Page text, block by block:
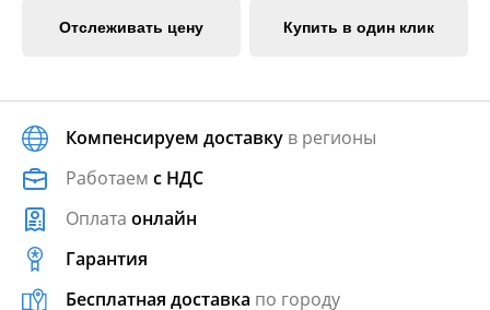
Отслеживать цену Купить в один клик
Компенсируем доставку в регионы
Работаем с НДС
Оплата онлайн
Гарантия
Бесплатная доставка по городу